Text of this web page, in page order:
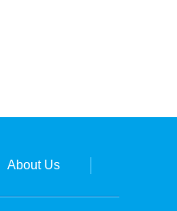
About Us